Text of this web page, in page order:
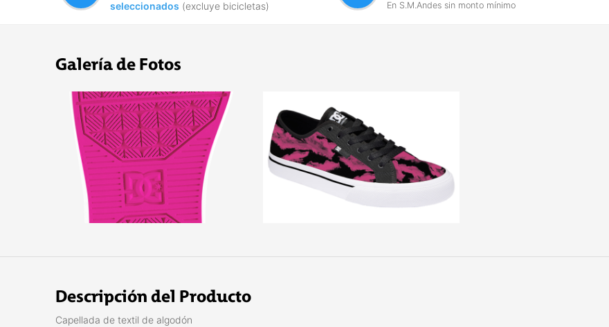
seleccionados (excluye bicicletas) En S.M.Andes sin monto mínimo
Galería de Fotos
Descripción del Producto
Capellada de textil de algodón